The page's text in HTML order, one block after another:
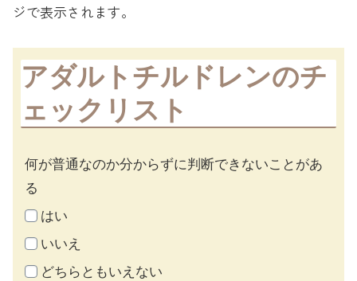
ジで表示されます。
アダルトチルドレンのチ
ェックリスト
何が普通なのか分からずに判断できないことがあ
る
はい
いいえ
どちらともいえない